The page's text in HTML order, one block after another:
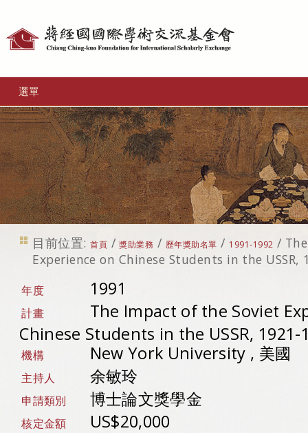
選單
目前位置: 首頁 /獎助業務 / 歷年獎助名單 / 1991-1992 /
Experience on Chinese Students in the USSR,
年度 1991
計畫
The Impact of the Soviet
Chinese Students in the USSR, 1921-
機構 New York University , 美國
主持人 余敏玲
申請類別 博士論文獎學金
核定金額 US$20,000